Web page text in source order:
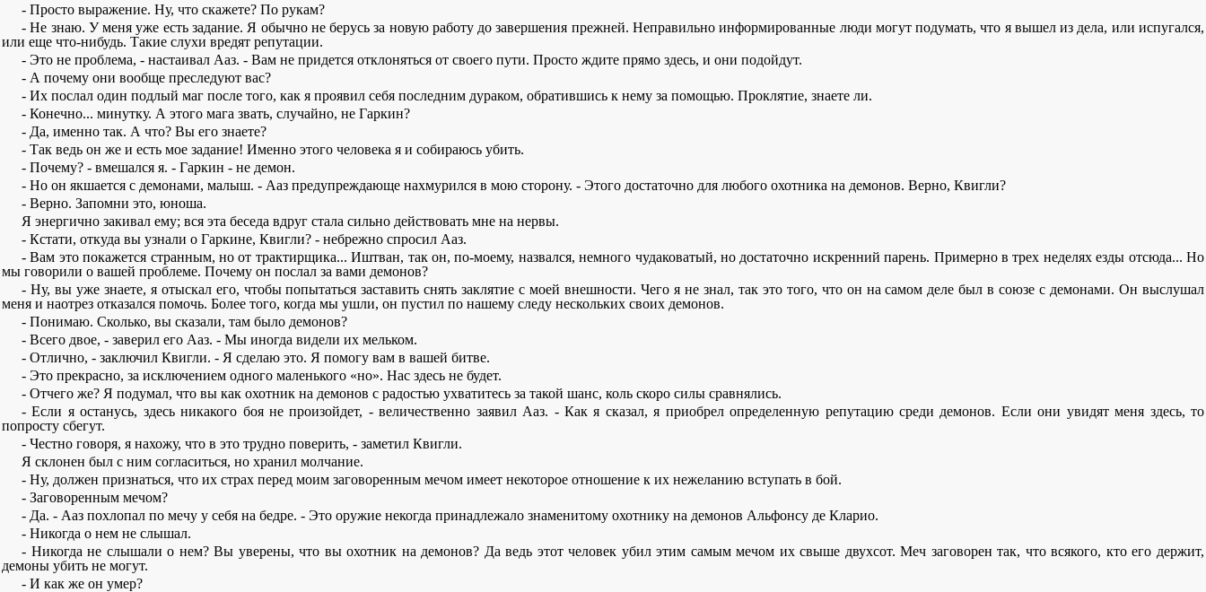
- Просто выражение. Ну, что скажете? По рукам?
- Не знаю. У меня уже есть задание. Я обычно не берусь за новую работу до завершения прежней. Неправильно информированные люди могут подумать, что я вышел из дела, или испугался,
или еще что-нибудь. Такие слухи вредят репутации.
- Это не проблема, - настаивал Ааз. - Вам не придется отклоняться от своего пути. Просто ждите прямо здесь, и они подойдут.
- А почему они вообще преследуют вас?
- Их послал один подлый маг после того, как я проявил себя последним дураком, обратившись к нему за помощью. Проклятие, знаете ли.
- Конечно... минутку. А этого мага звать, случайно, не Гаркин?
- Да, именно так. А что? Вы его знаете?
- Так ведь он же и есть мое задание! Именно этого человека я и собираюсь убить.
- Почему? - вмешался я. - Гаркин - не демон.
- Но он якшается с демонами, малыш. - Ааз предупреждающе нахмурился в мою сторону. - Этого достаточно для любого охотника на демонов. Верно, Квигли?
- Верно. Запомни это, юноша.
Я энергично закивал ему; вся эта беседа вдруг стала сильно действовать мне на нервы.
- Кстати, откуда вы узнали о Гаркине, Квигли? - небрежно спросил Ааз.
- Вам это покажется странным, но от трактирщика... Иштван, так он, по-моему, назвался, немного чудаковатый, но достаточно искренний парень. Примерно в трех неделях езды отсюда... Но
мы говорили о вашей проблеме. Почему он послал за вами демонов?
- Ну, вы уже знаете, я отыскал его, чтобы попытаться заставить снять заклятие с моей внешности. Чего я не знал, так это того, что он на самом деле был в союзе с демонами. Он выслушал
меня и наотрез отказался помочь. Более того, когда мы ушли, он пустил по нашему следу нескольких своих демонов.
- Понимаю. Сколько, вы сказали, там было демонов?
- Всего двое, - заверил его Ааз. - Мы иногда видели их мельком.
- Отлично, - заключил Квигли. - Я сделаю это. Я помогу вам в вашей битве.
- Это прекрасно, за исключением одного маленького «но». Нас здесь не будет.
- Отчего же? Я подумал, что вы как охотник на демонов с радостью ухватитесь за такой шанс, коль скоро силы сравнялись.
- Если я останусь, здесь никакого боя не произойдет, - величественно заявил Ааз. - Как я сказал, я приобрел определенную репутацию среди демонов. Если они увидят меня здесь, то
попросту сбегут.
- Честно говоря, я нахожу, что в это трудно поверить, - заметил Квигли.
Я склонен был с ним согласиться, но хранил молчание.
- Ну, должен признаться, что их страх перед моим заговоренным мечом имеет некоторое отношение к их нежеланию вступать в бой.
- Заговоренным мечом?
- Да. - Ааз похлопал по мечу у себя на бедре. - Это оружие некогда принадлежало знаменитому охотнику на демонов Альфонсу де Кларио.
- Никогда о нем не слышал.
- Никогда не слышали о нем? Вы уверены, что вы охотник на демонов? Да ведь этот человек убил этим самым мечом их свыше двухсот. Меч заговорен так, что всякого, кто его держит,
демоны убить не могут.
- И как же он умер?